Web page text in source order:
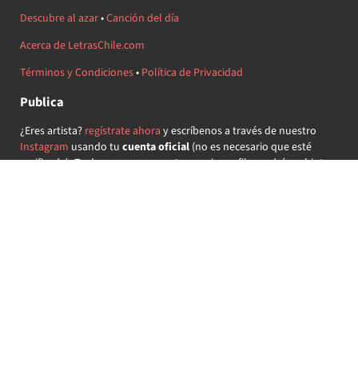
Descubre al azar•Canción del día
Acerca de LetrasChile.com
Términos y Condiciones• Política de Privacidad
Publica
¿Eres artista? regístrate ahora y escríbenos a través de nuestro
Instagram usando tu cuenta oficial(no es necesario que esté
verificada) ¡Te daremos acceso a tu propio perfil y podrás subir tus